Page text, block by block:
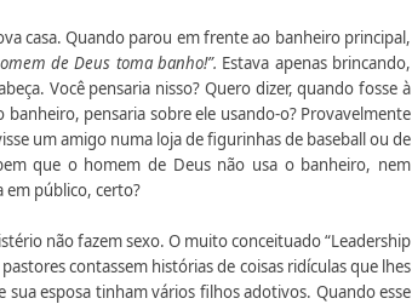
casa. Quando parou em frente ao banheiro principal,
de Deus toma banho!”. Estava apenas brincando,
Você pensaria nisso? Quero dizer, quando fosse à
banheiro, pensaria sobre ele usando-o? Provavelmente
um amigo numa loja de figurinhas de baseball ou de
que o homem de Deus não usa o banheiro, nem
em público, certo?
não fazem sexo. O muito conceituado “Leadership
contassem histórias de coisas ridículas que lhes
esposa tinham vários filhos adotivos. Quando esse